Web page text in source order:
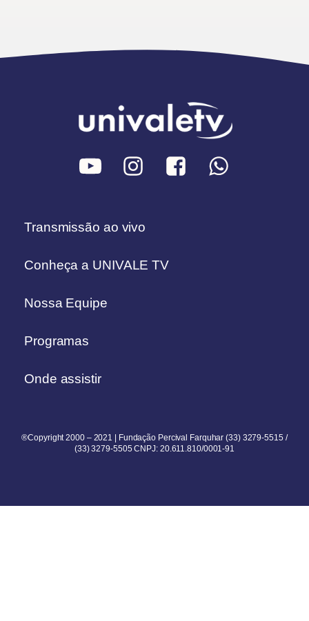
Transmissão ao vivo
Conheça a UNIVALE TV
Nossa Equipe
Programas
Onde assistir
®Copyright 2000 – 2021 | Fundação Percival Farquhar (33) 3279-5515 /
(33) 3279-5505 CNPJ: 20.611.810/0001-91